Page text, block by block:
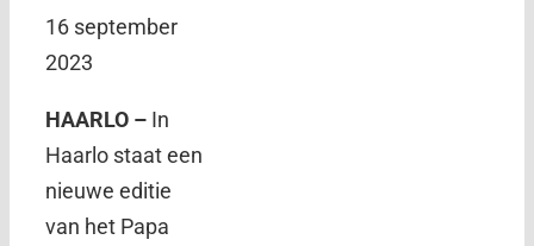
16 september
2023
HAARLO – In
Haarlo staat een
nieuwe editie
van het Papa